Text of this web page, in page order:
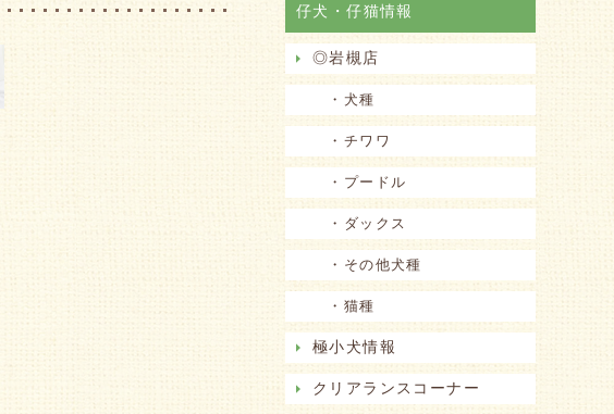
仔犬・仔猫情報
◎岩槻店
・犬種
・チワワ
・プードル
・ダックス
・その他犬種
・猫種
極小犬情報
クリアランスコーナー